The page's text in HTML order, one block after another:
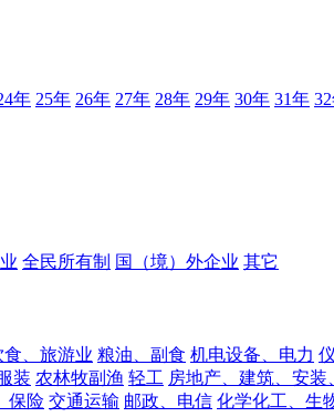
年 25年 26年 27年 28年 29年 30年 31年
全民所有制 国（境）外企业 其它
食、旅游业 粮油、副食 机电设备、电力
装 农林牧副渔 轻工 房地产、建筑、安装
保险 交通运输 邮政、电信 化学化工、生